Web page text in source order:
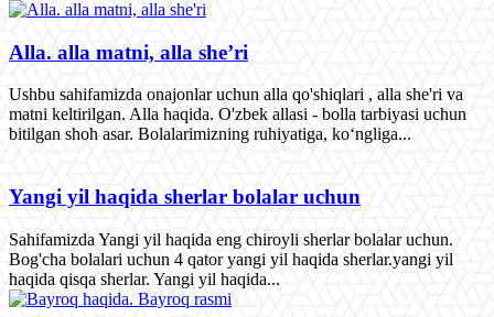
Alla. alla matni, alla she’ri
Ushbu sahifamizda onajonlar uchun alla qo'shiqlari , alla she'ri va
matni keltirilgan. Alla haqida. O'zbek allasi - bolla tarbiyasi uchun
bitilgan shoh asar. Bolalarimizning ruhiyatiga, ko‘ngliga...
Yangi yil haqida sherlar bolalar uchun
Sahifamizda Yangi yil haqida eng chiroyli sherlar bolalar uchun.
Bog'cha bolalari uchun 4 qator yangi yil haqida sherlar.yangi yil
haqida qisqa sherlar. Yangi yil haqida...